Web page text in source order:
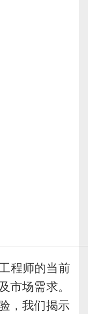
程师的当前
市场需求。
，我们揭示